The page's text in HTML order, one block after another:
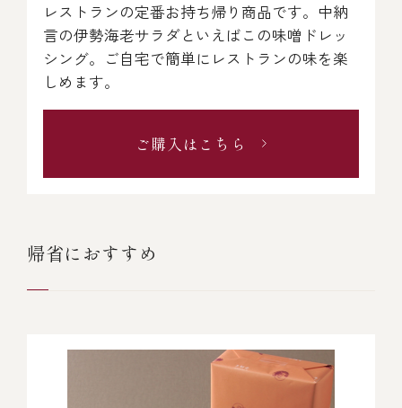
レストランの定番お持ち帰り商品です。中納
言の伊勢海老サラダといえばこの味噌ドレッ
シング。ご自宅で簡単にレストランの味を楽
しめます。
ご購入はこちら
帰省におすすめ